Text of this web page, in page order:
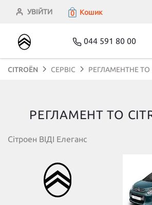
УВІЙТИ 0 Кошик
044 591 80 00
CITROЁN СЕРВІС РЕГЛАМЕНТНЕ ТО
РЕГЛАМЕНТ ТО
Сітроен ВІДІ Елеганс